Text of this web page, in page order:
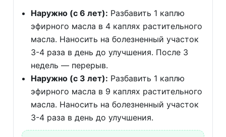
Наружно (с 6 лет): Разбавить 1 каплю
эфирного масла в 4 каплях растительного
масла. Наносить на болезненный участок
3-4 раза в день до улучшения. После 3
недель — перерыв.
Наружно (с 3 лет): Разбавить 1 каплю
эфирного масла в 9 каплях растительного
масла. Наносить на болезненный участок
3-4 раза в день до улучшения.